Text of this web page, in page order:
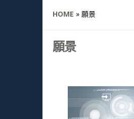
HOME » 願景
願景